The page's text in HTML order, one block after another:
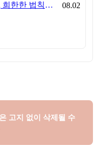
[팩트체크#02] 행사기획자 연봉, 희한한 법칙~ '첨에는 비실, 3년만 지나면 튼실'
08.02
고지 없이 삭제될 수